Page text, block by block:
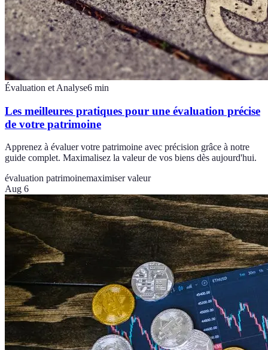
Évaluation et Analyse6 min
Les meilleures pratiques pour une évaluation précise
de votre patrimoine
Apprenez à évaluer votre patrimoine avec précision grâce à notre
guide complet. Maximalisez la valeur de vos biens dès aujourd'hui.
évaluation patrimoinemaximiser valeur
Aug 6